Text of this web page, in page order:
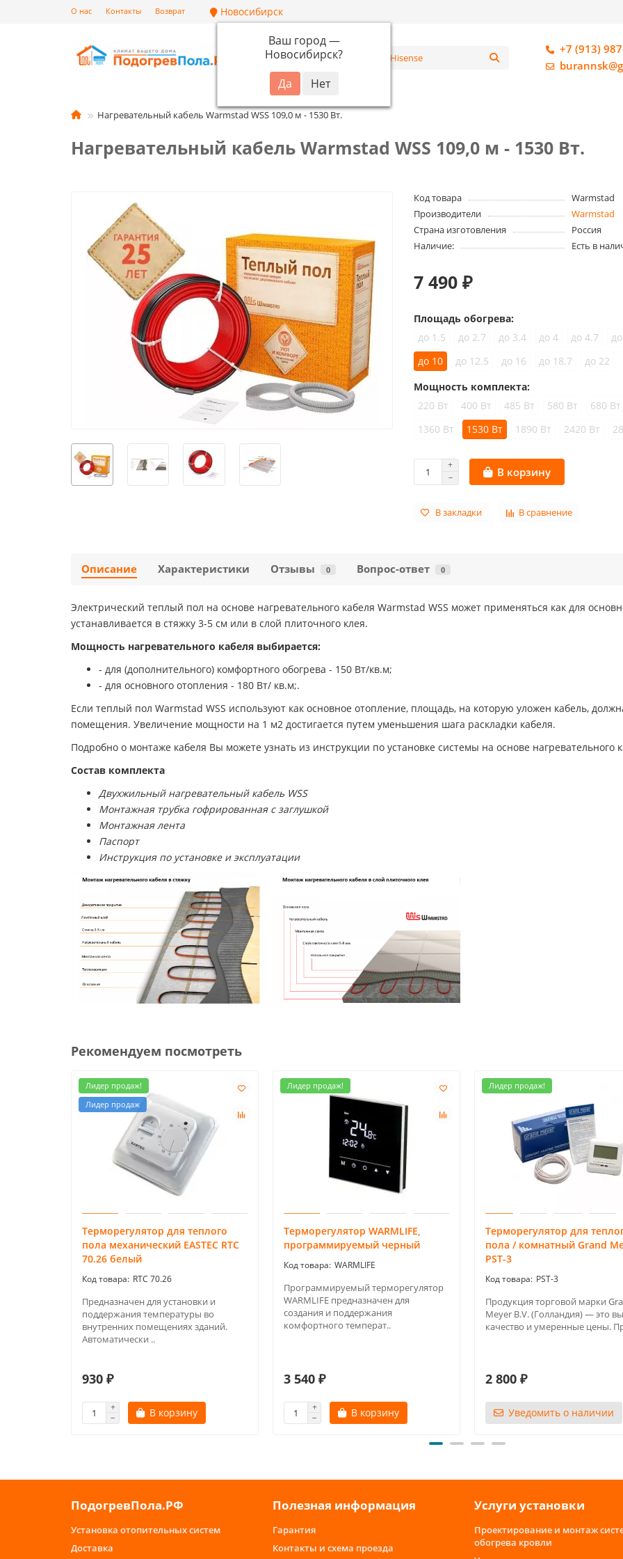
О нас Контакты Возврат Новосибирск
Ваш город —
Новосибирск?
Каталог
+7 (913)
Нагревательный кабель Warmstad WSS 109,0 м - 1530 Вт.
Нагревательный кабель Warmstad WSS 109,0 м - 1530 Вт.
Код товара
Warmstad
Производители
Warmstad
Страна изготовления
Россия
Наличие:
Есть в
7 490 ₽
Площадь обогрева:
до 1.5
до 2.7 до 3.4 до 4 до 4.7
до 10
до 12.5 до 16 до 18.7
до 22
Мощность комплекта:
220 Вт
400 Вт 485 Вт 580 Вт 680 Вт
1360 Вт
1530 Вт 1890 Вт 2420 Вт
В корзину
В закладки В сравнение
Описание Характеристики Отзывы 0 Вопрос-ответ 0
Электрический теплый пол на основе нагревательного кабеля Warmstad WSS может применяться как для
устанавливается в стяжку 3-5 см или в слой плиточного клея.
Мощность нагревательного кабеля выбирается:
- для (дополнительного) комфортного обогрева - 150 Вт/кв.м;
- для основного отопления - 180 Вт/ кв.м;.
Если теплый пол Warmstad WSS используют как основное отопление, площадь, на которую уложен кабель,
помещения. Увеличение мощности на 1 м2 достигается путем уменьшения шага раскладки кабеля.
Подробно о монтаже кабеля Вы можете узнать из инструкции по установке системы на основе нагревательного
Состав комплекта
Двухжильный нагревательный кабель WSS
Монтажная трубка гофрированная с заглушкой
Монтажная лента
Паспорт
Инструкция по установке и эксплуатации
Рекомендуем посмотреть
Лидер продаж!
Лидер продаж
Терморегулятор для теплого
пола механический EASTEC RTC
70.26 белый
RTC 70.26
Предназначен для установки и
поддержания температуры во
внутренних помещениях зданий.
Автоматически ..
930 ₽
В корзину
Лидер продаж!
Терморегулятор WARMLIFE,
программируемый черный
WARMLIFE
Программируемый терморегулятор
WARMLIFE предназначен для
создания и поддержания
комфортного температ..
3 540 ₽
В корзину
Лидер продаж!
Терморегулятор для
пола / комнатный Grand
PST-3
PST-3
Продукция торговой марки
Meyer B.V. (Голландия) — это
качество и умеренные цены.
2 800 ₽
Уведомить о наличии
ПодогревПола.РФ
Установка отопительных систем
Доставка
Полезная информация
Гарантия
Контакты и схема проезда
Услуги установки
Проектирование и монтаж
обогрева кровли